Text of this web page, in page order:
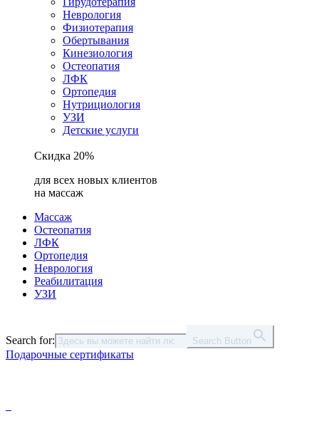
Неврология
Физиотерапия
Обертывания
Кинезиология
Остеопатия
ЛФК
Ортопедия
Нутрициология
УЗИ
Детские услуги
Скидка 20%
для всех новых клиентов
на массаж
Массаж
Остеопатия
ЛФК
Ортопедия
Неврология
Реабилитация
УЗИ
Search for: Search Button
Подарочные сертификаты